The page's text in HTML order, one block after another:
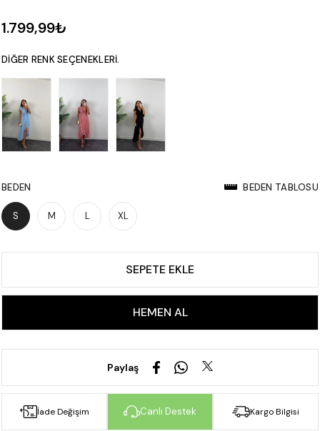
1.799,99₺
DIĞER RENK SEÇENEKLERI.
BEDEN TABLOSU
BEDEN
S M L XL
Paylaş
İade Değişim Canlı Destek Kargo Bilgisi